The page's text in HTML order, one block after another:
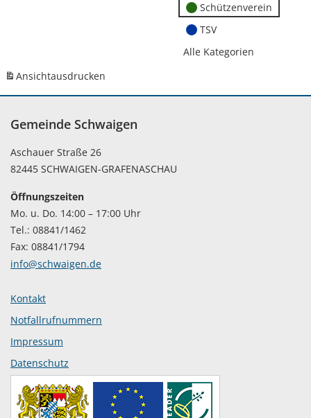
Schützenverein
TSV
Alle Kategorien
Ansichtausdrucken
Gemeinde Schwaigen
Aschauer Straße 26
82445 SCHWAIGEN-GRAFENASCHAU
Öffnungszeiten
Mo. u. Do. 14:00 – 17:00 Uhr
Tel.: 08841/1462
Fax: 08841/1794
info@schwaigen.de
Kontakt
Notfallrufnummern
Impressum
Datenschutz